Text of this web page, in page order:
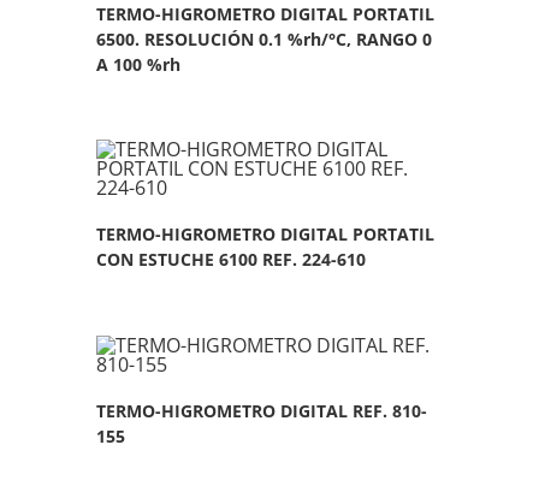
TERMO-HIGROMETRO DIGITAL PORTATIL
6500. RESOLUCIÓN 0.1 %rh/°C, RANGO 0
A 100 %rh
TERMO-HIGROMETRO DIGITAL PORTATIL
CON ESTUCHE 6100 REF. 224-610
TERMO-HIGROMETRO DIGITAL REF. 810-
155